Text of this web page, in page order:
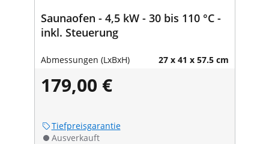
Saunaofen - 4,5 kW - 30 bis 110 °C -
inkl. Steuerung
Abmessungen (LxBxH) 27 x 41 x 57.5 cm
179,00 €
Tiefpreisgarantie
Ausverkauft